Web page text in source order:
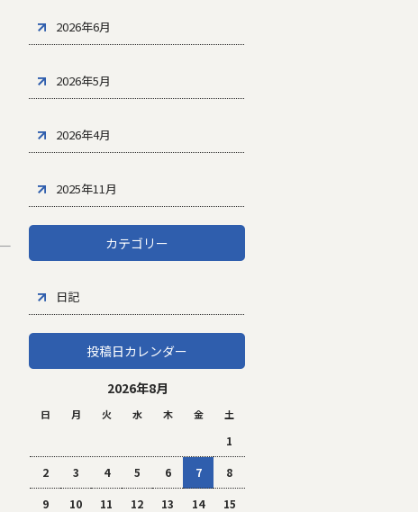
2026年6月
2026年5月
2026年4月
2025年11月
カテゴリー
日記
投稿日カレンダー
2026年8月
日 月 火 水 木 金 土
1
2 3 4 5 6 7 8
9 10 11 12 13 14 15